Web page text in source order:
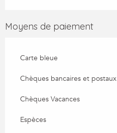
Moyens de paiement
Carte bleue
Chèques bancaires et postaux
Chèques Vacances
Espèces